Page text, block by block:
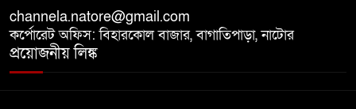
channela.natore@gmail.com
কর্পোরেট অফিস: বিহারকোল বাজার, বাগাতিপাড়া, নাটোর
প্রয়োজনীয় লিঙ্ক